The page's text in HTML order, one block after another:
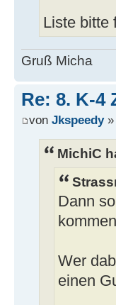
Liste bitte
Gruß Micha
Re: 8. K-4
von Jkspeedy»
MichiC
Dann
Wer
einen